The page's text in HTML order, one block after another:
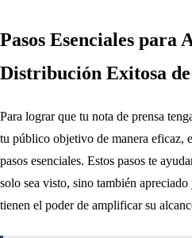
Pasos Esenciales para
Distribución Exitosa
Para lograr que tu nota de prensa
tu público objetivo de manera eficaz,
pasos esenciales. Estos pasos te
solo sea visto, sino también
tienen el poder de amplificar su